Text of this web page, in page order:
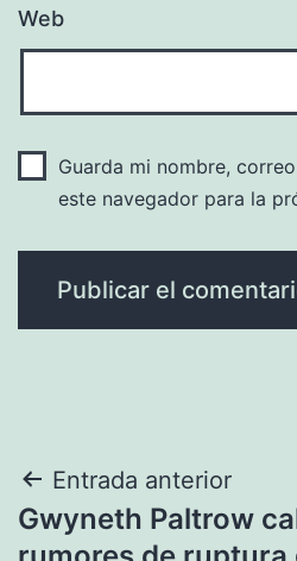
Web
Guarda mi nombre,
este navegador para la
Navegación
de
Entrada anterior
Gwyneth Paltrow